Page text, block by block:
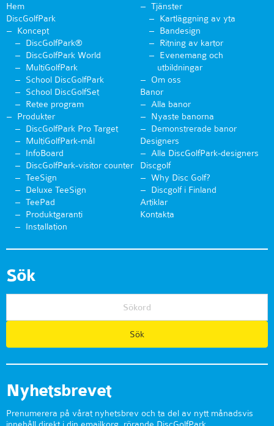
Hem
DiscGolfPark
Koncept
DiscGolfPark®
DiscGolfPark World
MultiGolfPark
School DiscGolfPark
School DiscGolfSet
Retee program
Produkter
DiscGolfPark Pro Target
MultiGolfPark-mål
InfoBoard
DiscGolfPark-visitor counter
TeeSign
Deluxe TeeSign
TeePad
Produktgaranti
Installation
Tjänster
Kartläggning av yta
Bandesign
Ritning av kartor
Evenemang och
utbildningar
Om oss
Banor
Alla banor
Nyaste banorna
Demonstrerade banor
Designers
Alla DiscGolfPark-designers
Discgolf
Why Disc Golf?
Discgolf i Finland
Artiklar
Kontakta
Sök
Nyhetsbrevet
Prenumerera på vårat nyhetsbrev och ta del av nytt månadsvis